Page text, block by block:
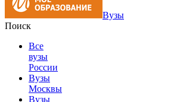
Вузы
Поиск
Все
вузы
России
Вузы
Москвы
Вузы